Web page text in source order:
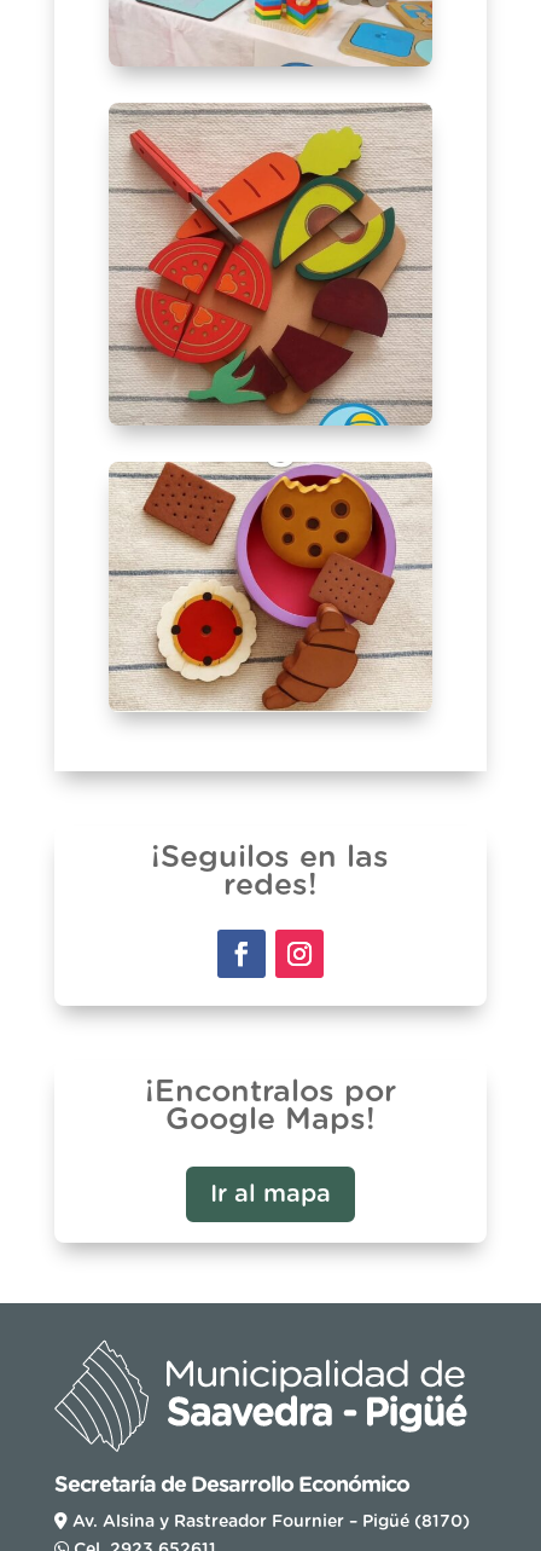
¡Seguilos en las
redes!
¡Encontralos por
Google Maps!
Ir al mapa
Secretaría de Desarrollo Económico
Av. Alsina y Rastreador Fournier – Pigüé (8170)